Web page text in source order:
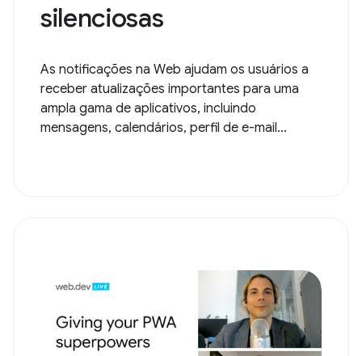
silenciosas
As notificações na Web ajudam os usuários a
receber atualizações importantes para uma
ampla gama de aplicativos, incluindo
mensagens, calendários, perfil de e-mail...